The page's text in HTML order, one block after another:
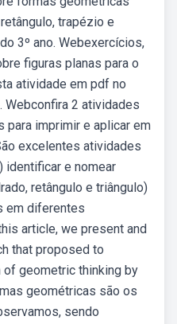
trapézio e
3º ano. Webexercícios,
figuras planas para o
atividade em pdf no
Webconfira 2 atividades
imprimir e aplicar em
excelentes atividades
identificar e nomear
retângulo e triângulo)
em diferentes
article, we present and
that proposed to
geometric thinking by
geométricas são os
sendo